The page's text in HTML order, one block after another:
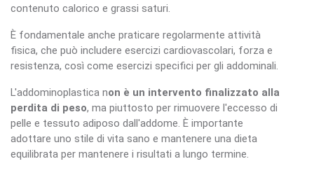
contenuto calorico e grassi saturi.
È fondamentale anche praticare regolarmente attività
fisica, che può includere esercizi cardiovascolari, forza e
resistenza, così come esercizi specifici per gli addominali.
L'addominoplastica non è un intervento finalizzato alla
perdita di peso, ma piuttosto per rimuovere l'eccesso di
pelle e tessuto adiposo dall'addome. È importante
adottare uno stile di vita sano e mantenere una dieta
equilibrata per mantenere i risultati a lungo termine.